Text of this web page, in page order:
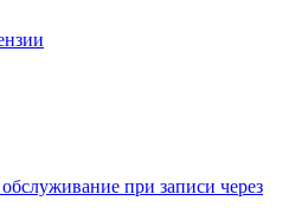
при записи через